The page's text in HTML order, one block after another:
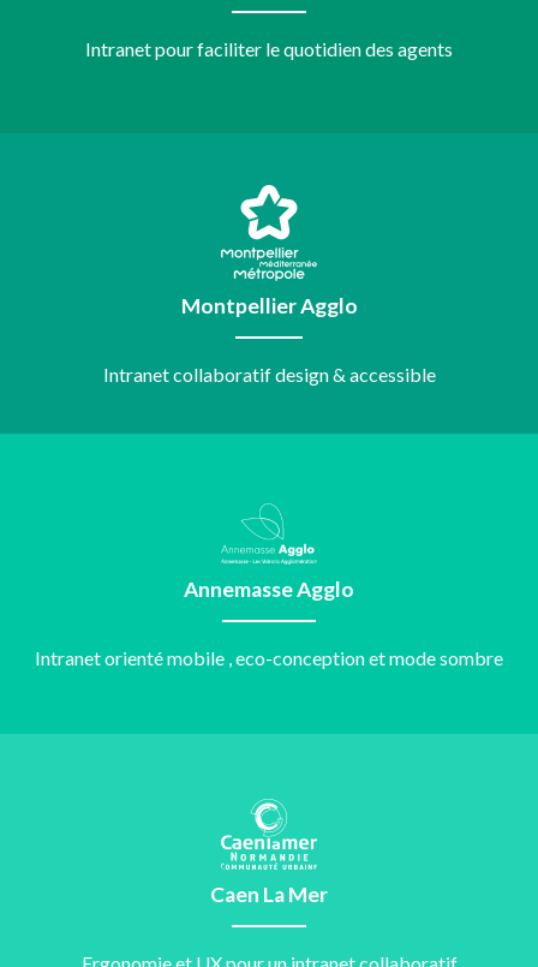
Intranet pour faciliter le quotidien des agents
Montpellier Agglo
Intranet collaboratif design & accessible
Annemasse Agglo
Intranet orienté mobile , eco-conception et mode sombre
Caen La Mer